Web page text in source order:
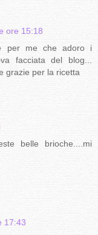
ore 15:18
per me che adoro i
facciata del blog...
grazie per la ricetta
belle brioche....mi
17:43